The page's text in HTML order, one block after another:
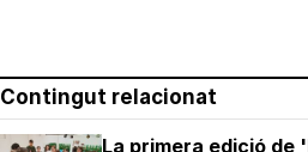
Contingut relacionat
La primera edició de